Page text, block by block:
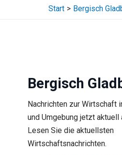
Start Bergisch
Bergisch
Nachrichten zur Wirtschaft
und Umgebung jetzt
Lesen Sie die aktuellsten
Wirtschaftsnachrichten.